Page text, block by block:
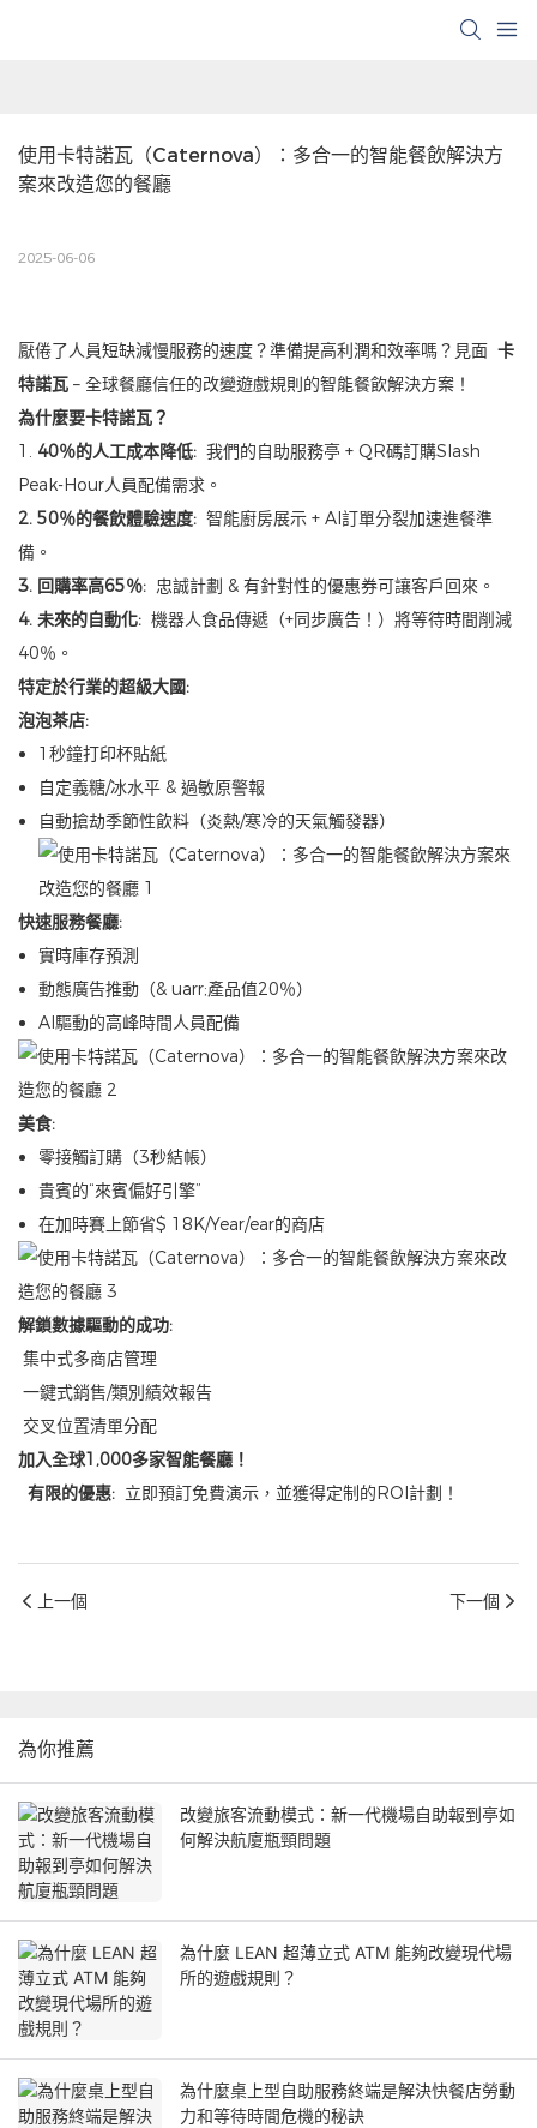
使用卡特諾瓦（Caternova）：多合一的智能餐飲解決方
案來改造您的餐廳
2025-06-06
厭倦了人員短缺減慢服務的速度？準備提高利潤和效率嗎？見面 卡
特諾瓦 – 全球餐廳信任的改變遊戲規則的智能餐飲解決方案！
為什麼要卡特諾瓦？
1. 40％的人工成本降低: 我們的自助服務亭 + QR碼訂購Slash
Peak-Hour人員配備需求。
2. 50％的餐飲體驗速度: 智能廚房展示 + AI訂單分裂加速進餐準
備。
3. 回購率高65％: 忠誠計劃 & 有針對性的優惠券可讓客戶回來。
4. 未來的自動化: 機器人食品傳遞（+同步廣告！）將等待時間削減
40％。
特定於行業的超級大國:
泡泡茶店:
1秒鐘打印杯貼紙
自定義糖/冰水平 & 過敏原警報
自動搶劫季節性飲料（炎熱/寒冷的天氣觸發器）
快速服務餐廳:
實時庫存預測
動態廣告推動（& uarr;產品值20％）
AI驅動的高峰時間人員配備
美食:
零接觸訂購（3秒結帳）
貴賓的“來賓偏好引擎”
在加時賽上節省$ 18K/Year/ear的商店
解鎖數據驅動的成功:
集中式多商店管理
一鍵式銷售/類別績效報告
交叉位置清單分配
加入全球1,000多家智能餐廳！
有限的優惠: 立即預訂免費演示，並獲得定制的ROI計劃！
上一個 下一個
為你推薦
改變旅客流動模式：新一代機場自助報到亭如
何解決航廈瓶頸問題
為什麼 LEAN 超薄立式 ATM 能夠改變現代場
所的遊戲規則？
為什麼桌上型自助服務終端是解決快餐店勞動
力和等待時間危機的秘訣